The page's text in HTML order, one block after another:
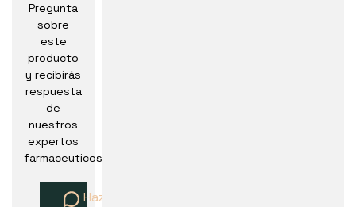
Pregunta
sobre
este
producto
y recibirás
respuesta
de
nuestros
expertos
farmaceuticos
Haz una pregunta